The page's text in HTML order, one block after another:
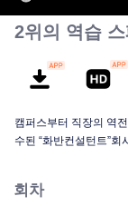
2위의 역습
캠퍼스부터 직장의 역
수된 “화반컨설턴트”
는 여유 넘치는 가오스
회차